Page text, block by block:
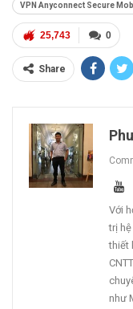
VPN Anyconnect Secure
0
25,743
Share
Với
trị
thiết
như